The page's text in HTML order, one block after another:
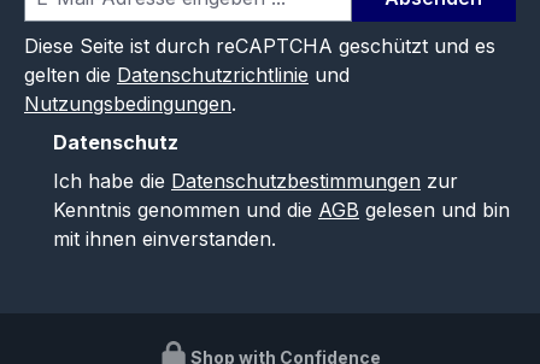
Diese Seite ist durch reCAPTCHA geschützt und es
gelten die Datenschutzrichtlinie und
Nutzungsbedingungen.
Datenschutz
Ich habe die Datenschutzbestimmungen zur
Kenntnis genommen und die AGB gelesen und bin
mit ihnen einverstanden.
Shop with Confidence